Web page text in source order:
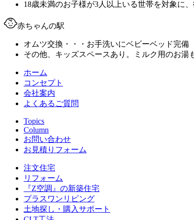
18歳未満のお子様が3人以上いる世帯を対象に
赤ちゃんの駅
オムツ交換・・・お手洗いにベビーベッド完備
その他、キッズスペースあり。ミルク用のお湯
ホーム
コンセプト
会社案内
よくあるご質問
Topics
Column
お問い合わせ
お見積りフォーム
注文住宅
リフォーム
『Z空調』の新築住宅
プラスワンリビング
土地探し・購入サポート